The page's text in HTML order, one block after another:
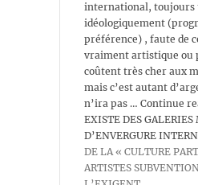
international, toujours
idéologiquement
préférence) , faute de
vraiment artistique ou
coûtent très cher aux
mais c’est autant
n’ira pas … Continue
EXISTE DES
D’ENVERGURE
DE LA « CULTURE
ARTISTES